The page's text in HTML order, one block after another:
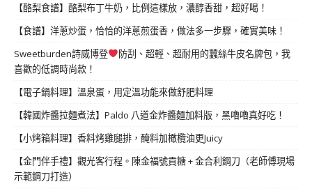
【酪梨食譜】酪梨布丁牛奶，比例這樣放，濃醇香甜，超好喝！
【食譜】洋蔥炒蛋，恰恰的洋蔥煎蛋香，做法多一步驟，確實美味！
Sweetburden詩威博登
防刮、超輕、超耐用的蠶絲牛皮名牌包，我
喜歡的低調時尚款！
【電子鍋料理】溫泉蛋，用定溫功能來做舒肥料理
【韓國炸醬拉麵煮法】Paldo 八道金炸醬麵加料版，黑嚕嚕真好吃！
【小烤箱料理】香料烤雞腿排，醃料加橄欖油更Juicy
【金門伴手禮】觀光客行程。陳金福號貢糖 + 金合利鋼刀（老師傅現場
示範鋼刀打造）